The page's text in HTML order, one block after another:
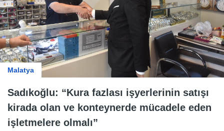
Malatya
Sadıkoğlu: “Kura fazlası işyerlerinin satışı
kirada olan ve konteynerde mücadele eden
işletmelere olmalı”